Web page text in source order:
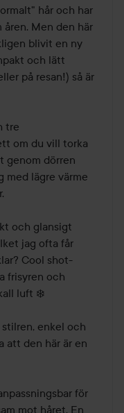
hår och har
Men den här
blivit en ny
och lätt
på resan!) så är
tre
om du vill torka
genom dörren
med lägre värme
och glansigt
jag ofta får
Cool shot-
frisyren och
luft ❄️
enkel och
att den här är en
för
mot håret. En